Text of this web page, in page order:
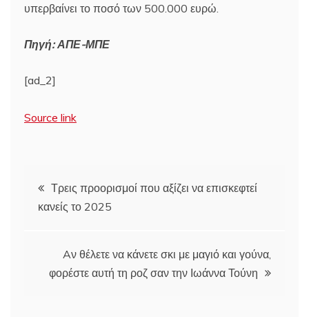
υπερβαίνει το ποσό των 500.000 ευρώ.
Πηγή: ΑΠΕ-ΜΠΕ
[ad_2]
Source link
Πλοήγηση
άρθρων
Τρεις προορισμοί που αξίζει να επισκεφτεί
κανείς το 2025
Aν θέλετε να κάνετε σκι με μαγιό και γούνα,
φορέστε αυτή τη ροζ σαν την Ιωάννα Τούνη